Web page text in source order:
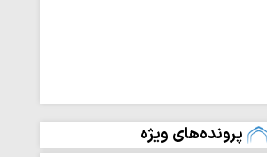
خانواده مهم‌ترین بستر تربیت نسل و
پرونده‌های ویژه